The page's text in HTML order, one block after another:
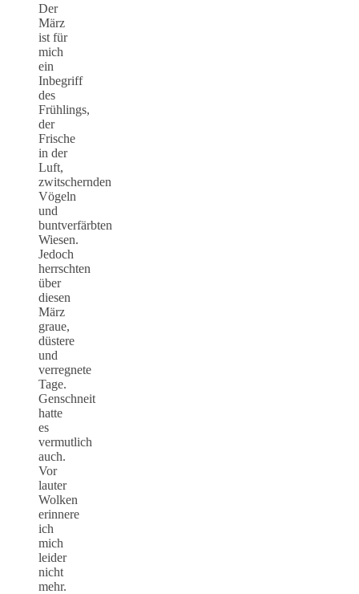
Der
März
ist für
mich
ein
Inbegriff
des
Frühlings,
der
Frische
in der
Luft,
zwitschernden
Vögeln
und
buntverfärbten
Wiesen.
Jedoch
herrschten
über
diesen
März
graue,
düstere
und
verregnete
Tage.
Genschneit
hatte
es
vermutlich
auch.
Vor
lauter
Wolken
erinnere
ich
mich
leider
nicht
mehr.